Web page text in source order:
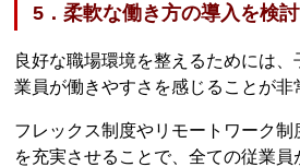
5．柔軟な働き方の導入を検
良好な職場環境を整えるためには
業員が働きやすさを感じることが非
フレックス制度やリモートワーク
を充実させることで、全ての従業